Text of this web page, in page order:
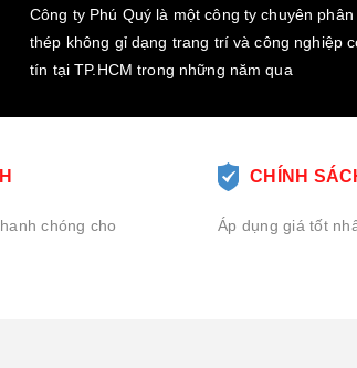
Công ty Phú Quý là một công ty chuyên phân
thép không gỉ dạng trang trí và công nghiệp
tín tại TP.HCM trong những năm qua
chóng cho
CHÍNH
Áp dụng giá tốt